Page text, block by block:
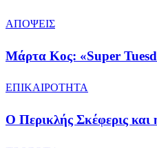
ΑΠΟΨΕΙΣ
Μάρτα Κος: «Super
ΕΠΙΚΑΙΡΟΤΗΤΑ
Ο Περικλής Σκέφερις και